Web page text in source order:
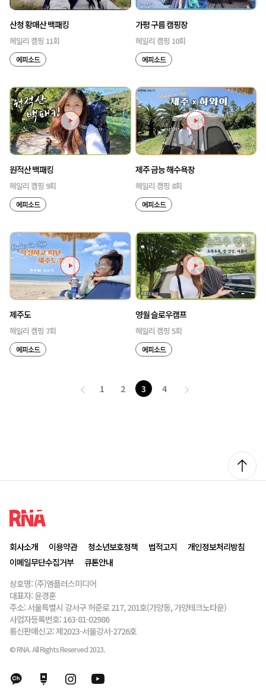
산청 황매산 백패킹
헤일리 캠핑 11회
에피소드
가평 구름 캠핑장
헤일리 캠핑 10회
에피소드
원적산 백패킹
헤일리 캠핑 9회
에피소드
제주 금능 해수욕장
헤일리 캠핑 8회
에피소드
제주도
헤일리 캠핑 7회
에피소드
영월 슬로우캠프
헤일리 캠핑 5회
에피소드
1 2 3 4
회사소개 이용약관 개인정보처리방침
청소년보호정책
법적고지
이메일무단수집거부
큐톤안내
상호명: (주)엠플러스미디어
대표자: 윤경훈
주소: 서울특별시 강서구 허준로 217, 201호(가양동, 가양테크노타운)
사업자등록번호: 163-81-02986
통신판매신고: 제2023-서울강서-2726호
© RNA. All Rights Reserved 2023.